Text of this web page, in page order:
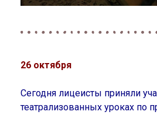
26 октября
Сегодня лицеисты приняли
театрализованных уроках по